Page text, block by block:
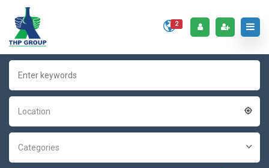
2
Location
Categories